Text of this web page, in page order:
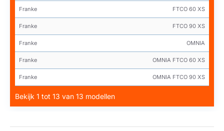
Franke FTCO 60 XS
Franke FTCO 90 XS
Franke OMNIA
Franke OMNIA FTCO 60 XS
Franke OMNIA FTCO 90 XS
Bekijk 1 tot 13 van 13 modellen